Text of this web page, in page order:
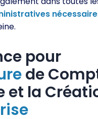
pour
de
et la